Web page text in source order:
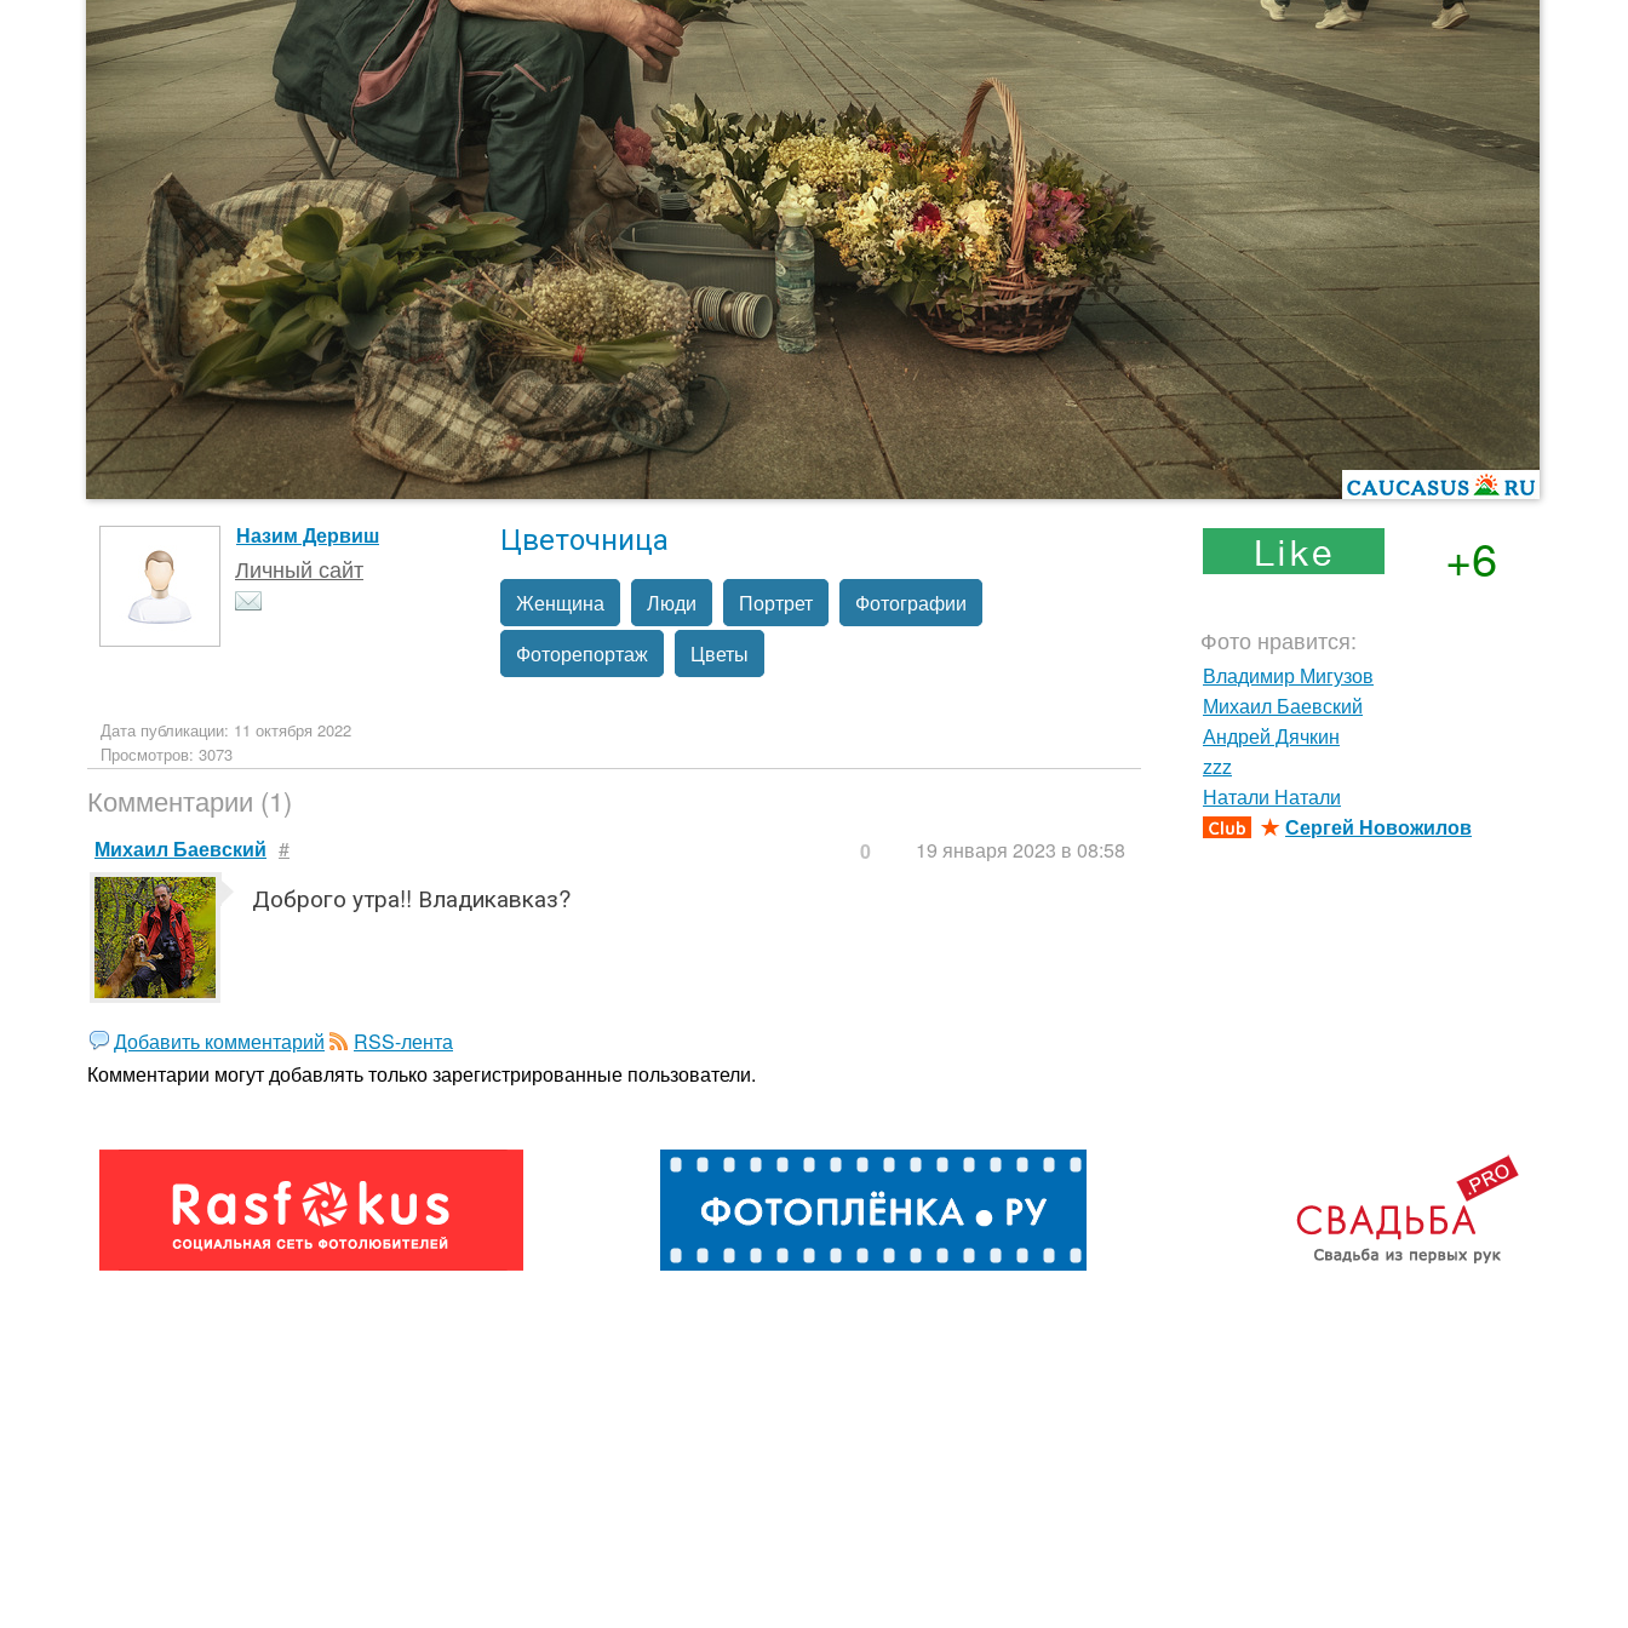
Назим Дервиш
Личный сайт
Цветочница
Женщина Люди Портрет
Фотографии
Фоторепортаж
Цветы
Дата публикации: 11 октября 2022
Просмотров: 3073
+6
Фото нравится:
Владимир Мигузов
Михаил Баевский
Андрей Дячкин
zzz
Натали Натали
Сергей Новожилов
Комментарии (1)
Михаил Баевский # 19 января 2023 в 08:58
0
Доброго утра!! Владикавказ?
Добавить комментарий
RSS-лента
Комментарии могут добавлять толькозарегистрированные пользователи.